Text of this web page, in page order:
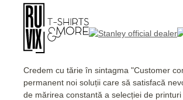
Credem cu tărie în sintagma "Customer
permanent noi soluții care să satisfacă
de mărirea constantă a selecției de